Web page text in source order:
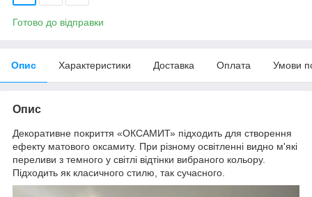
Готово до відправки
Опис Характеристики Доставка Оплата Умови
Опис
Декоративне покриття «ОКСАМИТ» підходить для створення
ефекту матового оксамиту. При різному освітленні видно м'які
переливи з темного у світлі відтінки вибраного кольору.
Підходить як класичного стилю, так сучасного.